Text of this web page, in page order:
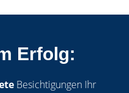
Erfolg:
Besichtigungen Ihr